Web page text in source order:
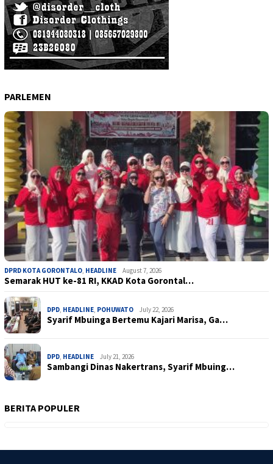
PARLEMEN
DPRD KOTA GORONTALO, HEADLINE August 7, 2026
Semarak HUT ke-81 RI, KKAD Kota Gorontal…
DPD, HEADLINE, POHUWATO July 22, 2026
Syarif Mbuinga Bertemu Kajari Marisa, Ga…
DPD, HEADLINE July 21, 2026
Sambangi Dinas Nakertrans, Syarif Mbuing…
BERITA POPULER